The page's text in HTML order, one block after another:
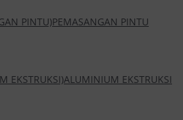
PINTU)PEMASANGAN PINTU
EKSTRUKSI)ALUMINIUM EKSTRUKSI